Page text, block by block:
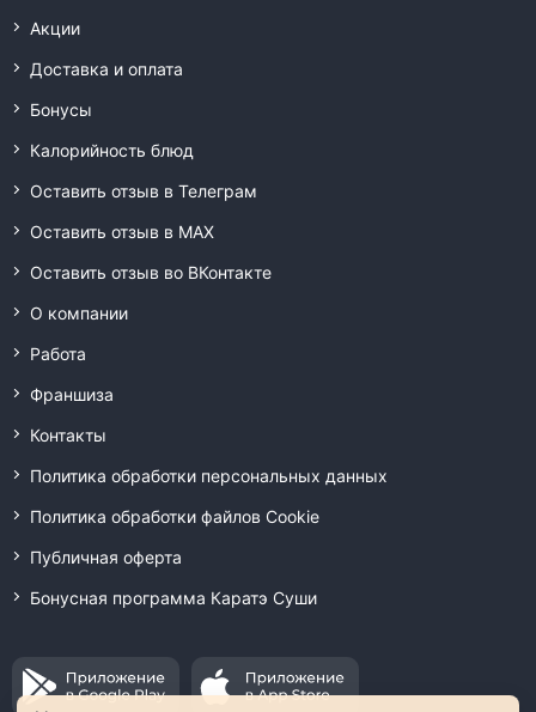
Акции
Доставка и оплата
Бонусы
Калорийность блюд
Оставить отзыв в Телеграм
Оставить отзыв в MAX
Оставить отзыв во ВКонтакте
О компании
Работа
Франшиза
Контакты
Политика обработки персональных данных
Политика обработки файлов Cookie
Публичная оферта
Бонусная программа Каратэ Суши